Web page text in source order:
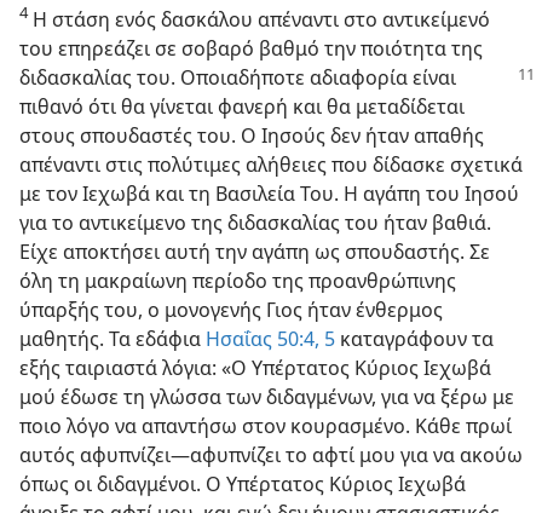
4Η στάση ενός δασκάλου απέναντι στο αντικείμενό
του επηρεάζει σε σοβαρό βαθμό την ποιότητα της
διδασκαλίας του. Οποιαδήποτε αδιαφορίαείναι
πιθανό ότι θα γίνεται φανερή και θα μεταδίδεται
στους σπουδαστές του. Ο Ιησούς δεν ήταν απαθής
απέναντι στις πολύτιμες αλήθειες που δίδασκε σχετικά
με τον Ιεχωβά και τη Βασιλεία Του. Η αγάπη του Ιησού
για το αντικείμενο της διδασκαλίας του ήταν βαθιά.
Είχε αποκτήσει αυτή την αγάπη ως σπουδαστής. Σε
όλη τη μακραίωνη περίοδο της προανθρώπινης
ύπαρξής του, ο μονογενής Γιος ήταν ένθερμος
μαθητής. Τα εδάφια Ησαΐας 50:4, 5 καταγράφουν τα
εξής ταιριαστά λόγια: «Ο Υπέρτατος Κύριος Ιεχωβά
μού έδωσε τη γλώσσα των διδαγμένων, για να ξέρω με
ποιο λόγο να απαντήσω στον κουρασμένο. Κάθε πρωί
αυτός αφυπνίζει​—αφυπνίζει το αφτί μου για να ακούω
όπως οι διδαγμένοι. Ο Υπέρτατος Κύριος Ιεχωβά